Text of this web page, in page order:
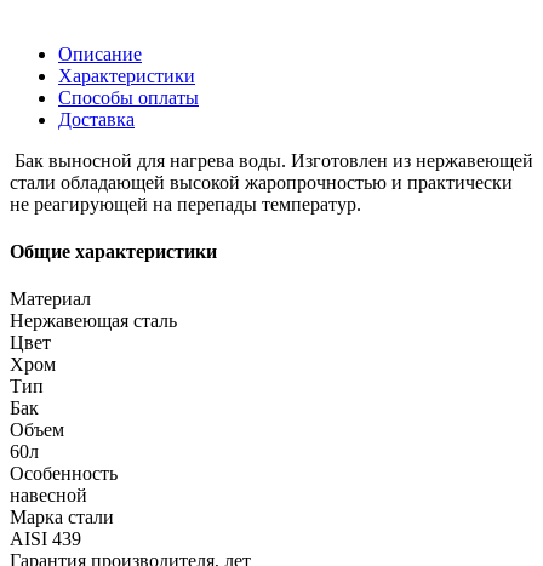
Описание
Характеристики
Способы оплаты
Доставка
Бак выносной для нагрева воды. Изготовлен из нержавеющей
стали обладающей высокой жаропрочностью и практически
не реагирующей на перепады температур.
Общие характеристики
Материал
Нержавеющая сталь
Цвет
Хром
Тип
Бак
Объем
60л
Особенность
навесной
Марка стали
AISI 439
Гарантия производителя, лет